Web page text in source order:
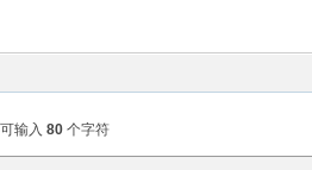
输入 80 个字符